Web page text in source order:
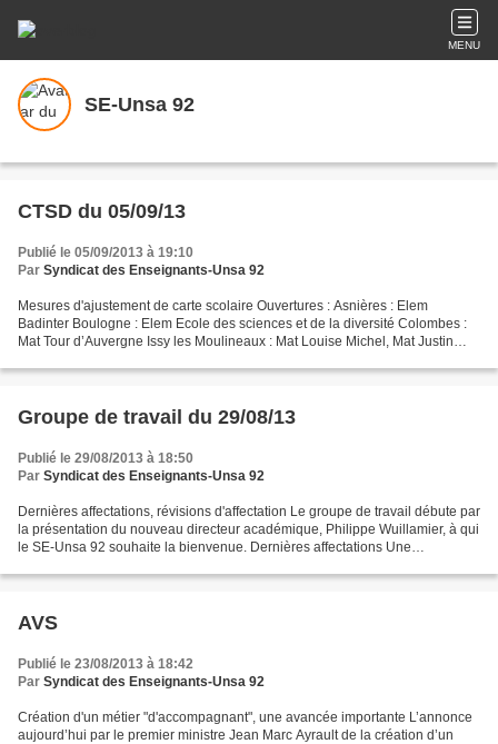
MENU
SE-Unsa 92
CTSD du 05/09/13
Publié le 05/09/2013 à 19:10
Par Syndicat des Enseignants-Unsa 92
Mesures d'ajustement de carte scolaire Ouvertures : Asnières : Elem
Badinter Boulogne : Elem Ecole des sciences et de la diversité Colombes :
Mat Tour d’Auvergne Issy les Moulineaux : Mat Louise Michel, Mat Justin
Groupe de travail du 29/08/13
Publié le 29/08/2013 à 18:50
Par Syndicat des Enseignants-Unsa 92
Dernières affectations, révisions d'affectation Le groupe de travail débute par
la présentation du nouveau directeur académique, Philippe Wuillamier, à qui
le SE-Unsa 92 souhaite la bienvenue. Dernières affectations Une
AVS
Publié le 23/08/2013 à 18:42
Par Syndicat des Enseignants-Unsa 92
Création d'un métier "d'accompagnant", une avancée importante L’annonce
aujourd’hui par le premier ministre Jean Marc Ayrault de la création d’un